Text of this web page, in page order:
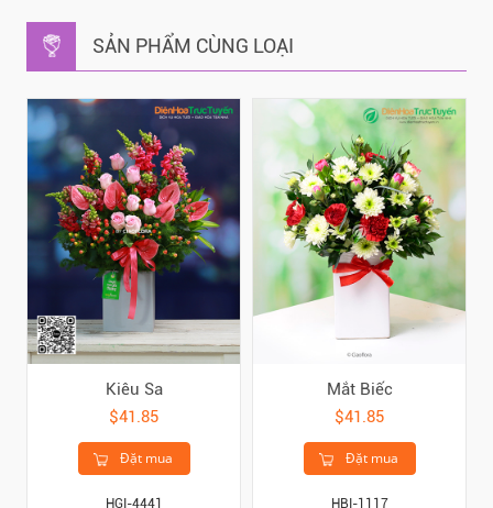
SẢN PHẨM CÙNG LOẠI
Kiêu Sa
$41.85
Đặt mua
HGI-4441
Mắt Biếc
$41.85
Đặt mua
HBI-1117